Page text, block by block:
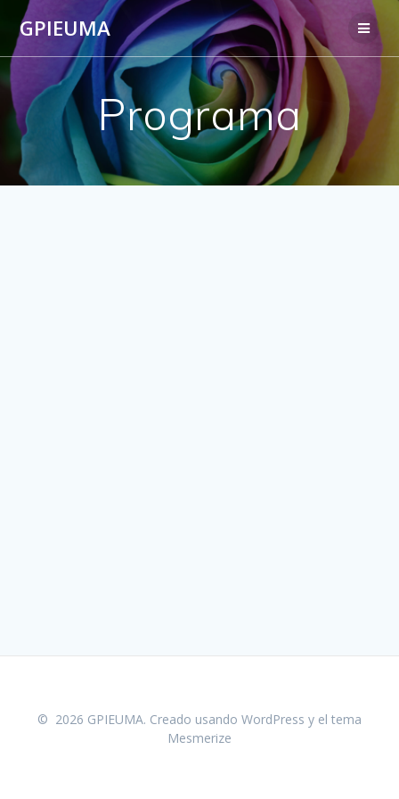
Saltar
al
contenido
GPIEUMA
Programa
© 2026 GPIEUMA. Creado usando WordPress y el tema
Mesmerize